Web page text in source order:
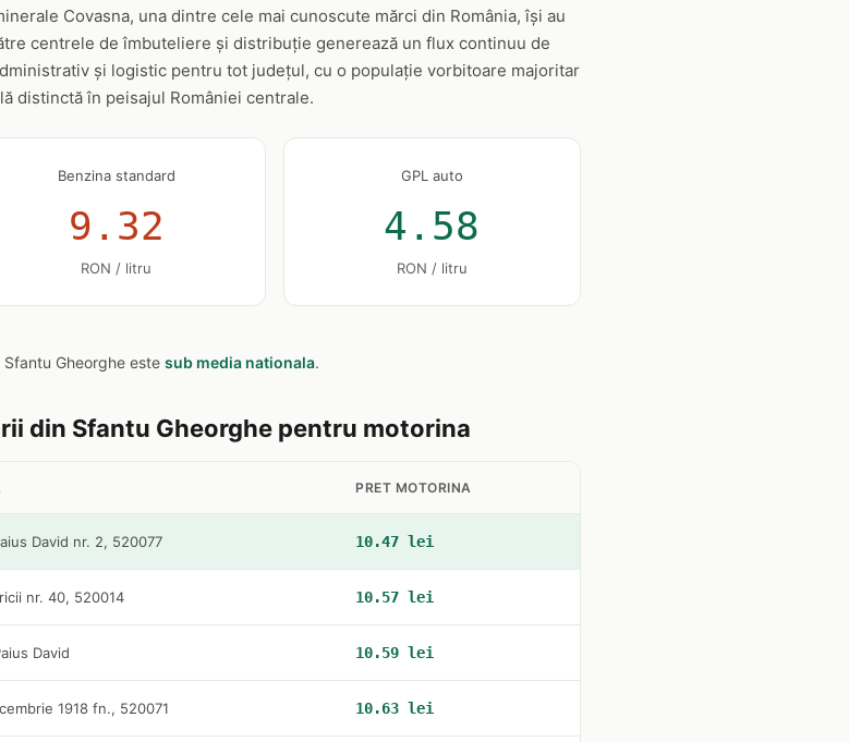
Covasna, una dintre cele mai cunoscute mărci din România, își au
centrele de îmbuteliere și distribuție generează un flux continuu de
și logistic pentru tot județul, cu o populație vorbitoare majoritar
distinctă în peisajul României centrale.
Benzina standard
9.32
RON / litru
GPL auto
4.58
RON / litru
Gheorghe este sub media nationala.
din Sfantu Gheorghe pentru motorina
PRET MOTORINA
David nr. 2, 520077 10.47 lei
nr. 40, 520014 10.57 lei
David 10.59 lei
1918 fn., 520071 10.63 lei